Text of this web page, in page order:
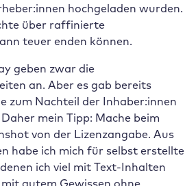
hochgeladen wurden.
über raffinierte
teuer enden können.
geben zwar die
an. Aber es gab bereits
zum Nachteil der Inhaber:innen
mein Tipp: Mache beim
von der Lizenzangabe. Aus
habe ich mich für selbst erstellte
ich viel mit Text-Inhalten
gutem Gewissen ohne